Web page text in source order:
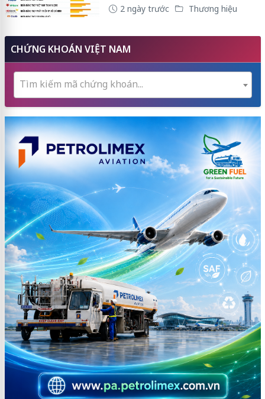
2 ngày trước Thương hiệu
CHỨNG KHOÁN VIỆT NAM
Tìm kiếm mã chứng khoán...